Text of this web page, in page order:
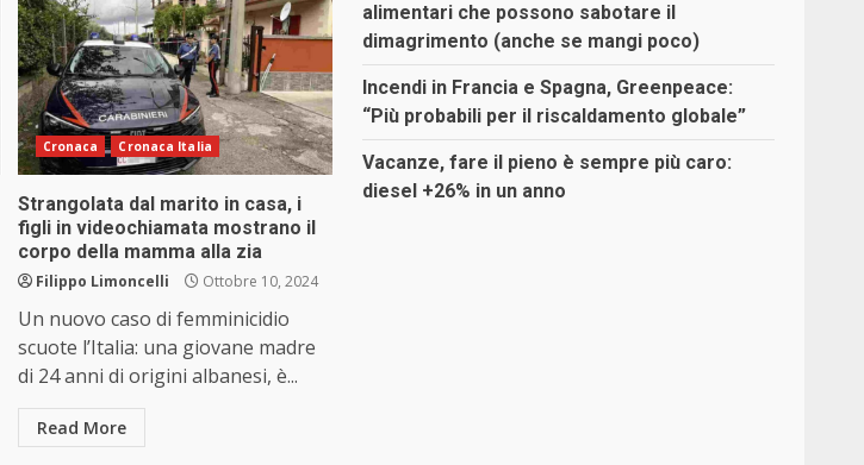
Cronaca Cronaca Italia
Strangolata dal marito in casa, i
figli in videochiamata mostrano il
corpo della mamma alla zia
Filippo Limoncelli Ottobre 10, 2024
Un nuovo caso di femminicidio
scuote l’Italia: una giovane madre
di 24 anni di origini albanesi, è...
Read More
alimentari che possono sabotare il
dimagrimento (anche se mangi poco)
Incendi in Francia e Spagna, Greenpeace:
“Più probabili per il riscaldamento globale”
Vacanze, fare il pieno è sempre più caro:
diesel +26% in un anno